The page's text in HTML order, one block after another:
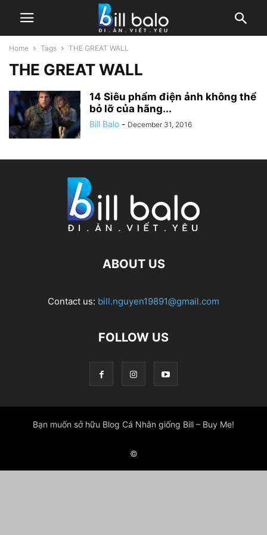
Home Tags THE GREAT WALL
THE GREAT WALL
14 Siêu phẩm điện ảnh không thể
bỏ lỡ của hãng...
Bill Balo - December 31, 2016
ABOUT US
Contact us: bill.nguyen19891@gmail.com
FOLLOW US
Bạn muốn sở hữu Blog Cá Nhân giống Bill – Buy Me!
©